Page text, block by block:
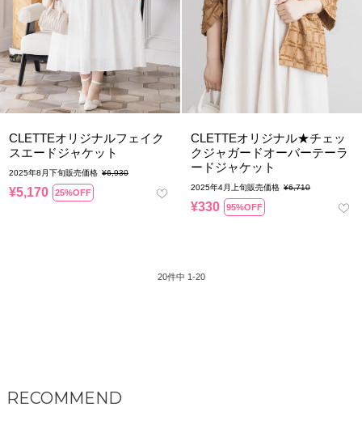
CLETTEオリジナルフェイク
スエードジャケット
2025年8月下旬販売価格 ¥6,930
¥5,170 25%OFF
CLETTEオリジナル★チェッ
クジャガードオーバーテーラ
ードジャケット
2025年4月上旬販売価格 ¥6,710
¥330 95%OFF
20件中 1-20
RECOMMEND